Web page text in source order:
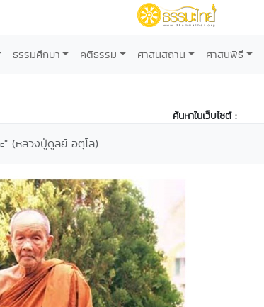
ธรรมศึกษา คติธรรม ศาสนสถาน ศาสนพิธี
ค้นหาในเว็บไซต์ :
" (หลวงปู่ดูลย์ อตุโล)